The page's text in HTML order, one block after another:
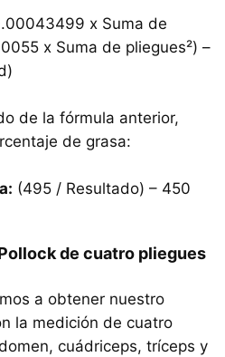
x Suma de
x Suma de pliegues²) –
de la fórmula anterior,
de grasa:
(495 / Resultado) – 450
de cuatro pliegues
a obtener nuestro
la medición de cuatro
cuádriceps, tríceps y